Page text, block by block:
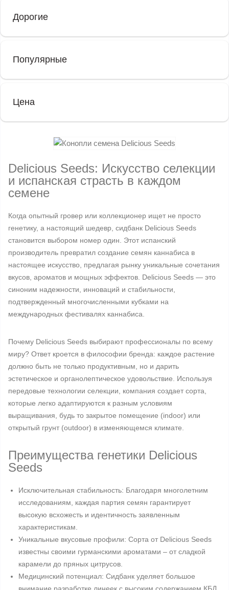
Дорогие
Популярные
Цена
Delicious Seeds: Искусство селекции
и испанская страсть в каждом
семене
Когда опытный гровер или коллекционер ищет не просто
генетику, а настоящий шедевр, сидбанк Delicious Seeds
становится выбором номер один. Этот испанский
производитель превратил создание семян каннабиса в
настоящее искусство, предлагая рынку уникальные сочетания
вкусов, ароматов и мощных эффектов. Delicious Seeds — это
синоним надежности, инноваций и стабильности,
подтвержденный многочисленными кубками на
международных фестивалях каннабиса.
Почему Delicious Seeds выбирают профессионалы по всему
миру? Ответ кроется в философии бренда: каждое растение
должно быть не только продуктивным, но и дарить
эстетическое и органолептическое удовольствие. Используя
передовые технологии селекции, компания создает сорта,
которые легко адаптируются к разным условиям
выращивания, будь то закрытое помещение (indoor) или
открытый грунт (outdoor) в изменяющемся климате.
Преимущества генетики Delicious
Seeds
Исключительная стабильность: Благодаря многолетним
исследованиям, каждая партия семян гарантирует
высокую всхожесть и идентичность заявленным
характеристикам.
Уникальные вкусовые профили: Сорта от Delicious Seeds
известны своими гурманскими ароматами – от сладкой
карамели до пряных цитрусов.
Медицинский потенциал: Сидбанк уделяет большое